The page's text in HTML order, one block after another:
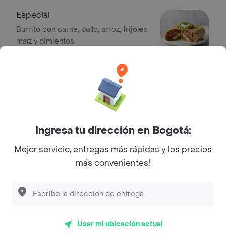
Especial
Burrito con carne, pollo, arroz, frijoles,
maíz y pimientos.
Sobre la Cosecha de Rande Fastfood
Dirección
Carrera 4A Sur 47C-19,
Carne cuesta $ 13.000
Ingresa tu dirección en Bogotá:
Mejor servicio, entregas más rápidas y los precios
más convenientes!
Usar mi ubicación actual